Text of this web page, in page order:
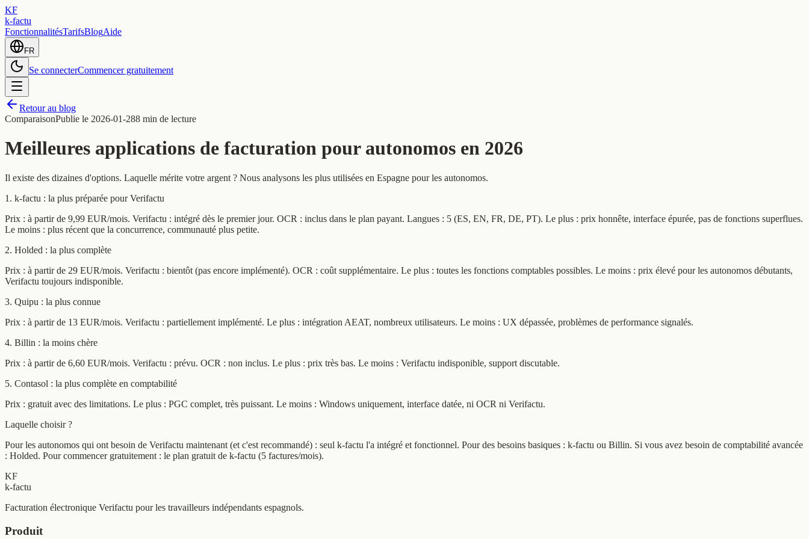
KF
k-factu
FonctionnalitésTarifsBlogAide
FR
Se connecterCommencer gratuitement
Retour au blog
ComparaisonPublie le 2026-01-288 min de lecture
Meilleures applications de facturation pour autonomos en 2026
Il existe des dizaines d'options. Laquelle mérite votre argent ? Nous analysons les plus utilisées en Espagne pour les autonomos.
1. k-factu : la plus préparée pour Verifactu
Prix : à partir de 9,99 EUR/mois. Verifactu : intégré dès le premier jour. OCR : inclus dans le plan payant. Langues : 5 (ES, EN, FR, DE, PT). Le plus : prix honnête, interface épurée, pas de fonctions superflues.
Le moins : plus récent que la concurrence, communauté plus petite.
2. Holded : la plus complète
Prix : à partir de 29 EUR/mois. Verifactu : bientôt (pas encore implémenté). OCR : coût supplémentaire. Le plus : toutes les fonctions comptables possibles. Le moins : prix élevé pour les autonomos débutants,
Verifactu toujours indisponible.
3. Quipu : la plus connue
Prix : à partir de 13 EUR/mois. Verifactu : partiellement implémenté. Le plus : intégration AEAT, nombreux utilisateurs. Le moins : UX dépassée, problèmes de performance signalés.
4. Billin : la moins chère
Prix : à partir de 6,60 EUR/mois. Verifactu : prévu. OCR : non inclus. Le plus : prix très bas. Le moins : Verifactu indisponible, support discutable.
5. Contasol : la plus complète en comptabilité
Prix : gratuit avec des limitations. Le plus : PGC complet, très puissant. Le moins : Windows uniquement, interface datée, ni OCR ni Verifactu.
Laquelle choisir ?
Pour les autonomos qui ont besoin de Verifactu maintenant (et c'est recommandé) : seul k-factu l'a intégré et fonctionnel. Pour des besoins basiques : k-factu ou Billin. Si vous avez besoin de comptabilité avancée
: Holded. Pour commencer gratuitement : le plan gratuit de k-factu (5 factures/mois).
KF
k-factu
Facturation électronique Verifactu pour les travailleurs indépendants espagnols.
Produit